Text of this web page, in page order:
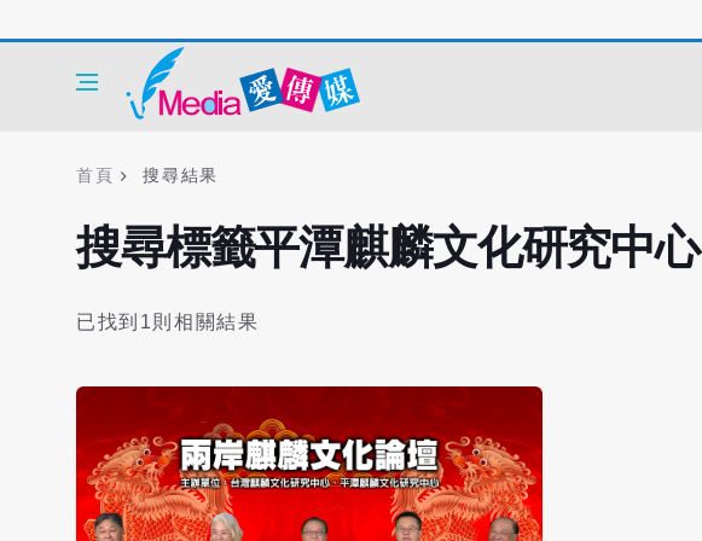
首頁 搜尋結果
搜尋標籤平潭麒麟文化研究中心
已找到1則相關結果